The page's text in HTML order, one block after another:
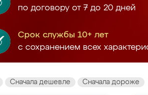
по договору от 7 до 20 дней
Срок службы 10+ лет
с сохранением всех
Сначала дешевле Сначала дороже